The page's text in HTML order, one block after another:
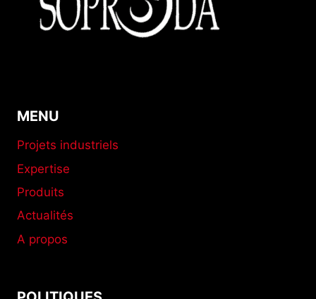
MENU
Projets industriels
Expertise
Produits
Actualités
A propos